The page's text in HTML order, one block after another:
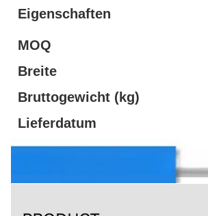
Eigenschaften
MOQ
Breite
Bruttogewicht (kg)
Lieferdatum